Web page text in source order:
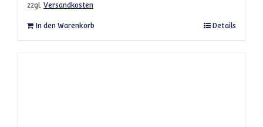
zzgl. Versandkosten
In den Warenkorb Details